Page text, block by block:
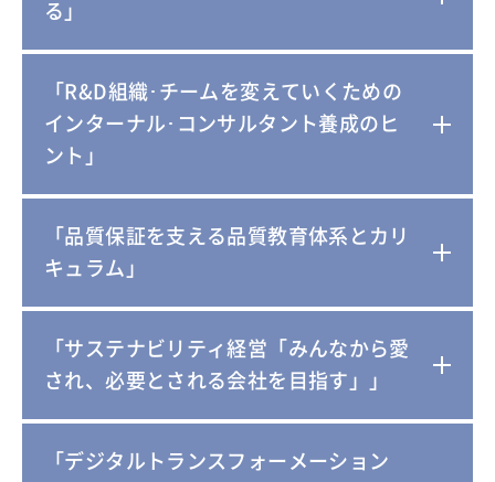
る」
「R&D組織･チームを変えていくための
インターナル･コンサルタント養成のヒ
ント」
「品質保証を支える品質教育体系とカリ
キュラム」
「サステナビリティ経営「みんなから愛
され、必要とされる会社を目指す」」
「デジタルトランスフォーメーション